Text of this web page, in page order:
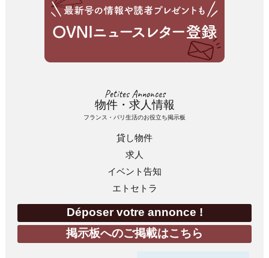
Petites Annonces
物件・求人情報
フランス・パリ生活のお役立ち掲示板
貸し物件
求人
イベント告知
エトセトラ
Déposer votre annonce !
掲示板へのご掲載はこちら